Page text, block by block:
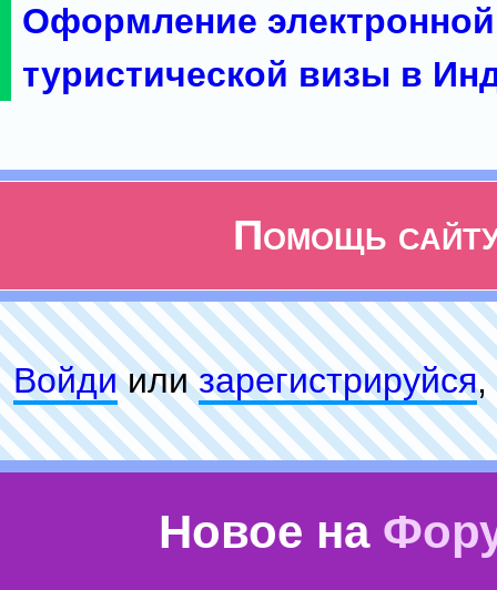
Оформление электронной
туристической визы в
Помощь
Войдиилизарeгиcтpируйся,
Новое на